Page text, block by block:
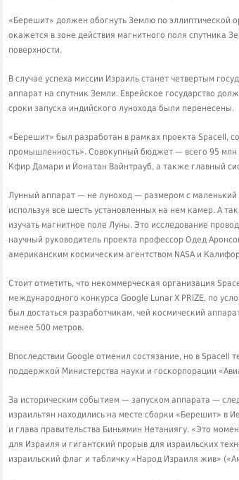
«Берешит» должен обогнуть Землю по эллиптической
окажется в зоне действия магнитного поля спутника
поверхности.
В случае успеха миссии Израиль станет четвертым
аппарат на спутник Земли. Еврейское государство
сроки запуска индийского лунохода были перенесены.
«Берешит» был разработан в рамках проекта SpaceIl,
промышленность». Совокупный бюджет — всего 95
Кфир Дамари и Йонатан Вайнтрауб, а также главный
Лунный аппарат — не луноход — размером с
используя все шесть установленных на нем камер. А
изучать магнитное поле Луны. Это исследование
научный руководитель проекта профессор Одед
американским космическим агентством NASA и
Стоит отметить, что некоммерческая организация
международного конкурса Google Lunar X PRIZE, по
был достаться разработчикам, чей космический
менее 500 метров.
Впоследствии Google отменил состязание, но в
поддержкой Министерства науки и госкорпорации
За историческим событием — запуском аппарата —
израильтян находились на месте сборки «Берешит» в
и глава правительства Биньямин Нетаниягу. «Это
для Израиля и гигантский прорыв для израильских
израильский флаг и табличку «Народ Израиля жив»